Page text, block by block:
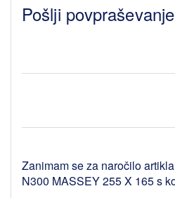
Pošlji povpraševanje